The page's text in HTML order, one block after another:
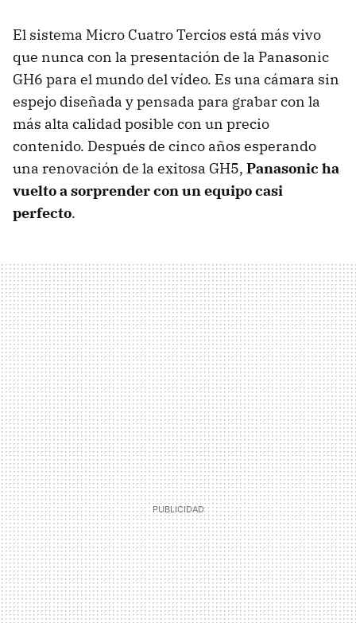
El sistema Micro Cuatro Tercios está más vivo
que nunca con la presentación de la Panasonic
GH6 para el mundo del vídeo. Es una cámara sin
espejo diseñada y pensada para grabar con la
más alta calidad posible con un precio
contenido. Después de cinco años esperando
una renovación de la exitosa GH5, Panasonic ha
vuelto a sorprender con un equipo casi
perfecto.